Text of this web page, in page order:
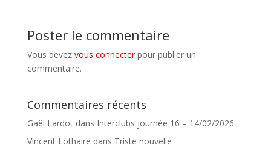
Poster le commentaire
Vous devez vous connecterpour publier un
commentaire.
Commentaires récents
Gaël Lardotdans Interclubs journée 16 – 14/02/2026
Vincent Lothaire dans Triste nouvelle